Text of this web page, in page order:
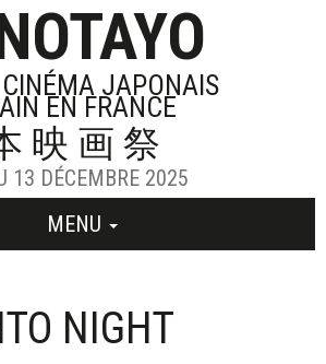
JAPONAIS
EN FRANCE
映画祭
13 DÉCEMBRE 2025
MENU
NIGHT